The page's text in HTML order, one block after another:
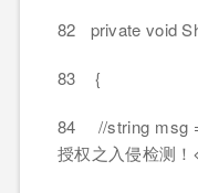
82 private void
83 {
84 //string msg
授权之入侵检测